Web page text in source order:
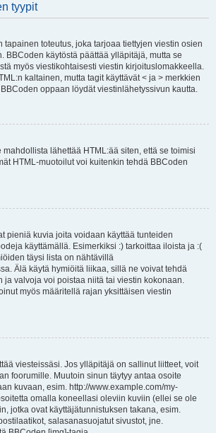
tyypit
tapainen toteutus, joka tarjoaa tiettyjen viestin osien
BBCoden käytöstä päättää ylläpitäjä, mutta se
myös viestikohtaisesti viestin kirjoituslomakkeella.
kaltainen, mutta tagit käyttävät < ja > merkkien
oppaan löydät viestinlähetyssivun kautta.
mahdollista lähettää HTML:ää siten, että se toimisi
HTML-muotoilut voi kuitenkin tehdä BBCoden
pieniä kuvia joita voidaan käyttää tunteiden
käyttämällä. Esimerkiksi :) tarkoittaa iloista ja :(
täysi lista on nähtävillä
Älä käytä hymiöitä liikaa, sillä ne voivat tehdä
ja valvoja voi poistaa niitä tai viestin kokonaan.
myös määritellä rajan yksittäisen viestin
viesteissäsi. Jos ylläpitäjä on sallinut liitteet, voit
foorumille. Muutoin sinun täytyy antaa osoite
kuvaan, esim. http://www.example.com/my-
omalla koneellasi oleviin kuviin (ellei se ole
jotka ovat käyttäjätunnistuksen takana, esim.
salasanasuojatut sivustot, jne.